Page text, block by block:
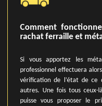
Comment
rachat ferraille et
Si vous apportez les
professionnel effectuera
vérification de l’état de ce
autres. Une fois tous
puisse vous proposer le